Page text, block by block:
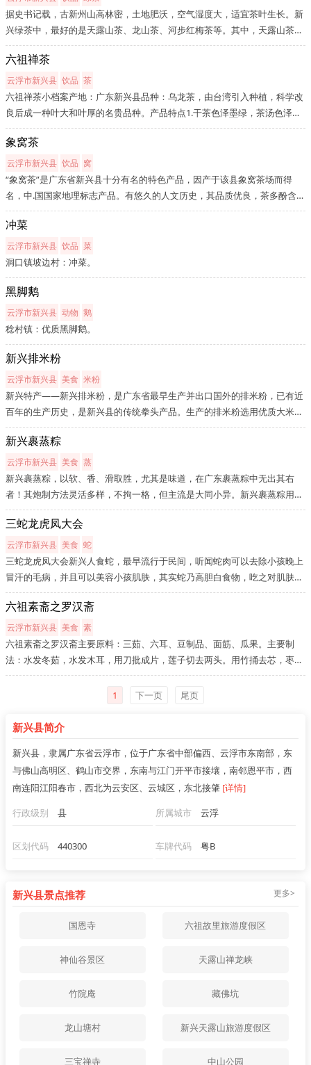
据史书记载，古新州山高林密，土地肥沃，空气湿度大，适宜茶叶生长。新
兴绿茶中，最好的是天露山茶、龙山茶、河步红梅茶等。其中，天露山茶味
美清香，不减龙井。而龙山茶则产于龙山，主要是春时寺僧采来供佛之用，
其茶味持久，纯净无比。同时，新兴县在逐步引进云南大叶茶品种后，经...
六祖禅茶
云浮市新兴县 饮品 茶
六祖禅茶小档案产地：广东新兴县品种：乌龙茶，由台湾引入种植，科学改
良后成一种叶大和叶厚的名贵品种。产品特点1.干茶色泽墨绿，茶汤色泽呈
金黄明亮，香气清香，滋味鲜爽，回甘好，叶底完整2.采茶季节以春、秋为
主：春茶品质最好，经过冬季的休眠期，茶树体内积累丰富的营养，在春...
象窝茶
云浮市新兴县 饮品 窝
“象窝茶”是广东省新兴县十分有名的特色产品，因产于该县象窝茶场而得
名，中.国国家地理标志产品。有悠久的人文历史，其品质优良，茶多酚含量
低，氨基酸含量高，具有形美、色清、香郁、味醇的特色，以香气清鲜馥
郁，滋味鲜美甘爽，汤色绿黄明亮而深受名家赞赏。种植历史广东省新兴
县...
冲菜
云浮市新兴县 饮品 菜
洞口镇坡边村：冲菜。
黑脚鹅
云浮市新兴县 动物 鹅
稔村镇：优质黑脚鹅。
新兴排米粉
云浮市新兴县 美食 米粉
新兴特产——新兴排米粉，是广东省最早生产并出口国外的排米粉，已有近
百年的生产历史，是新兴县的传统拳头产品。生产的排米粉选用优质大米，
运用全水磨压滤工艺配合山泉水制作而成，粉丝润而透明、质爽滑、煮不
糊、炒蓬松。新兴排米粉，一九五六年以“帆船牌”商标运销港澳及美国、...
新兴裹蒸粽
云浮市新兴县 美食 蒸
新兴裹蒸粽，以软、香、滑取胜，尤其是味道，在广东裹蒸粽中无出其右
者！其炮制方法灵活多样，不拘一格，但主流是大同小异。新兴裹蒸粽用当
地冬叶包裹糯米、绿豆、猪肉、腊味等配料,精工包制后,置大锅中用猛火、
高温煮8小时左右而成。新兴裹蒸粽分为三种：糯米粽、粘米粽、灰水粽；
以...
三蛇龙虎凤大会
云浮市新兴县 美食 蛇
三蛇龙虎凤大会新兴人食蛇，最早流行于民间，听闻蛇肉可以去除小孩晚上
冒汗的毛病，并且可以美容小孩肌肤，其实蛇乃高胆白食物，吃之对肌肤增
白无可厚非。后来由于疗效显著，加之广州、南海等地食蛇的菜或不断丰
富，食蛇的风俗在新兴俏然兴起，首家经营蛇食餐的是现太平镇的凤凰水
闸...
六祖素斋之罗汉斋
云浮市新兴县 美食 素
六祖素斋之罗汉斋主要原料：三茹、六耳、豆制品、面筋、瓜果。主要制
法：水发冬茹，水发木耳，用刀批成片，莲子切去两头。用竹捅去芯，枣泥
做成圆球，发菜入开水汆一下，捞挤净水。锅内放入素汤，发菜烧一下捞入
盘内晾凉，再将发菜缠绕在泥圆球码入碗内，浇上菜汤备用。锅置上，下
1 下一页 尾页
新兴县简介
新兴县，隶属广东省云浮市，位于广东省中部偏西、云浮市东南部，东
与佛山高明区、鹤山市交界，东南与江门开平市接壤，南邻恩平市，西
南连阳江阳春市，西北为云安区、云城区，东北接肇 [详情]
行政级别
县 所属城市 云浮
区划代码 440300 车牌代码 粤B
新兴县景点推荐 更多>
国恩寺 六祖故里旅游度假区
神仙谷景区 天露山禅龙峡
竹院庵 藏佛坑
龙山塘村 新兴天露山旅游度假区
三宝禅寺 中山公园